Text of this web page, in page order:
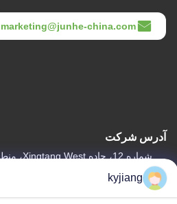
marketing@junhe-china.com
آدرس شرکت
آدرس کارخانه
kyjiang